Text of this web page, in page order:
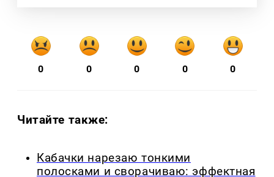
0 0 0 0 0
Читайте также:
Кабачки нарезаю тонкими
полосками и сворачиваю: эффектная